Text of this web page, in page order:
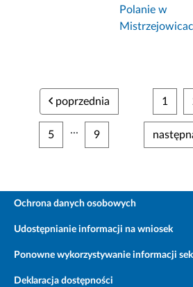
Polanie w
poprzednia 1
5 ... 9
Ochrona danych osobowych
Udostępnianie informacji na wniosek
Ponowne wykorzystywanie informacji
Deklaracja dostępności